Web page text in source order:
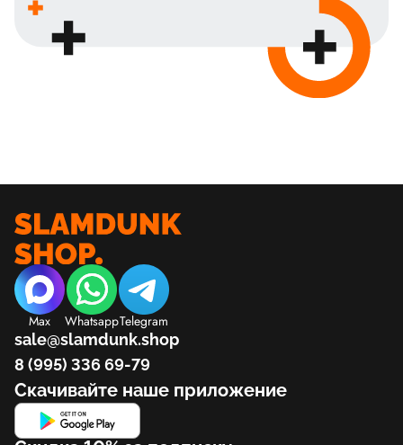
Max WhatsappTelegram
sale@slamdunk.shop
8 (995) 336 69-79
Скачивайте наше приложение